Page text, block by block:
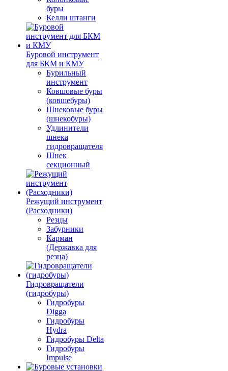
буры
Келли штанги
Буровой инструмент
для БКМ и КМУ
Бурильный
инструмент
Ковшовые буры
(ковшебуры)
Шнековые буры
(шнекобуры)
Удлинители
шнека
гидровращателя
Шнек
секционный
Режущий инструмент
(Расходники)
Резцы
Забурники
Карман
(Державка для
резца)
Гидровращатели
(гидробуры)
Гидробуры
Digga
Гидробуры
Hydra
Гидробуры Delta
Гидробуры
Impulse